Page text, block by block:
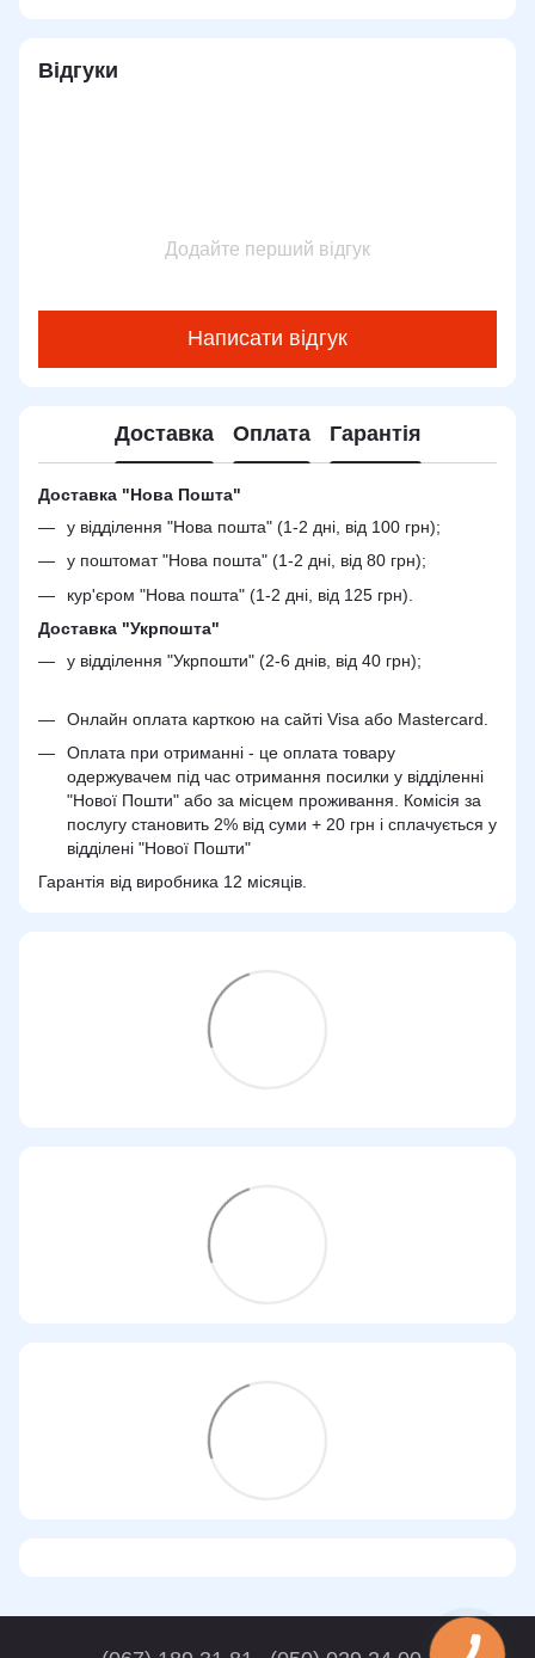
Відгуки
Додайте перший відгук
Написати відгук
Доставка Оплата Гарантія
Доставка "Нова Пошта"
у відділення "Нова пошта" (1-2 дні, від 100 грн);
у поштомат "Нова пошта" (1-2 дні, від 80 грн);
кур'єром "Нова пошта" (1-2 дні, від 125 грн).
Доставка "Укрпошта"
у відділення "Укрпошти" (2-6 днів, від 40 грн);
Онлайн оплата карткою на сайті Visa або Mastercard.
Оплата при отриманні - це оплата товару
одержувачем під час отримання посилки у відділенні
"Нової Пошти" або за місцем проживання. Комісія за
послугу становить 2% від суми + 20 грн і сплачується у
відділені "Нової Пошти"
Гарантія від виробника 12 місяців.